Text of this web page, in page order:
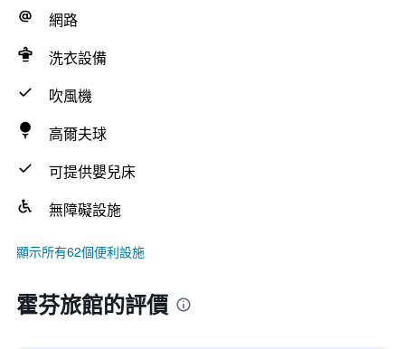
網路
洗衣設備
吹風機
高爾夫球
可提供嬰兒床
無障礙設施
顯示所有62個便利設施
霍芬旅館的評價